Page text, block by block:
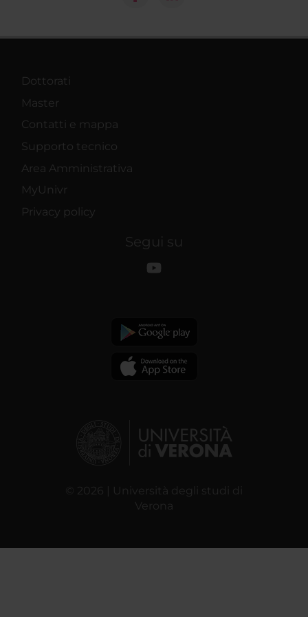
Dottorati
Master
Contatti e mappa
Supporto tecnico
Area Amministrativa
MyUnivr
Privacy policy
Segui su
© 2026 | Università degli studi di
Verona